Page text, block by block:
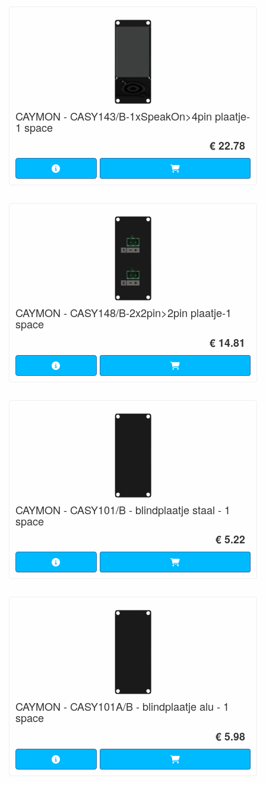
CAYMON - CASY143/B-1xSpeakOn>4pin plaatje-
1 space
€ 22.78
CAYMON - CASY148/B-2x2pin>2pin plaatje-1
space
€ 14.81
CAYMON - CASY101/B - blindplaatje staal - 1
space
€ 5.22
CAYMON - CASY101A/B - blindplaatje alu - 1
space
€ 5.98